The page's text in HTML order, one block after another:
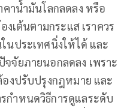
าน้ำมันโลกลดลง หรือ
งเต้นตามกระแส เราควร
นประเทศนิ่งให้ได้ และ
จัยภายนอกลดลง เพราะ
งปรับปรุงกฎหมาย และ
กำหนดวิธีการดูแลระดับ